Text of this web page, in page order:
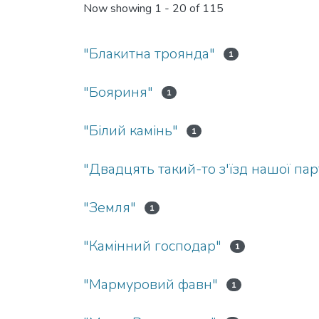
Now showing 1 - 20 of 115
"Блакитна троянда" 1
"Бояриня" 1
"Білий камінь" 1
"Двадцять такий-то з'їзд нашої
"Земля" 1
"Камінний господар" 1
"Мармуровий фавн" 1